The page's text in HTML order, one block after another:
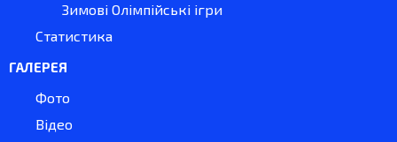
Зимові Олімпійські ігри
Статистика
ГАЛЕРЕЯ
Фото
Відео